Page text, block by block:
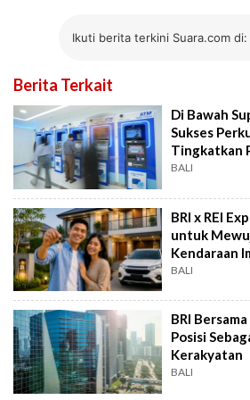
Ikuti berita terkini Suara.com di:
Berita Terkait
Di Bawah
Sukses
Tingkatkan
BALI
BRI x REI
untuk
Kendaraan
BALI
BRI
Posisi
Kerakyatan
BALI